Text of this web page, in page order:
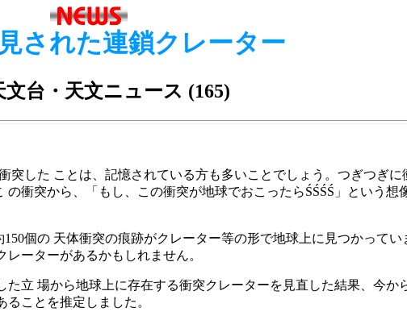
された連鎖クレーター
文台・天文ニュース (165)
した ことは、記憶されている方も多いことでしょう。つぎつぎ
衝突から、「もし、この衝突が地球でおこったらŚŚŚŚ」という想
個の 天体衝突の痕跡がクレーター等の形で地球上に見つかってい
ーターがあるかもしれません。
立 場から地球上に存在する衝突クレーターを見直した結果、今か
ことを推定しました。